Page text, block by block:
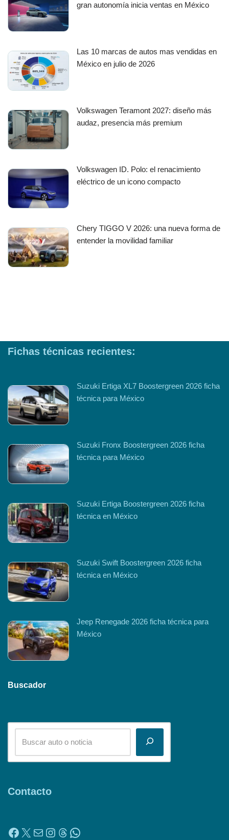
gran autonomía inicia ventas en México
Las 10 marcas de autos mas vendidas en
México en julio de 2026
Volkswagen Teramont 2027: diseño más
audaz, presencia más premium
Volkswagen ID. Polo: el renacimiento
eléctrico de un icono compacto
Chery TIGGO V 2026: una nueva forma de
entender la movilidad familiar
Fichas técnicas recientes:
Suzuki Ertiga XL7 Boostergreen 2026 ficha
técnica para México
Suzuki Fronx Boostergreen 2026 ficha
técnica para México
Suzuki Ertiga Boostergreen 2026 ficha
técnica en México
Suzuki Swift Boostergreen 2026 ficha
técnica en México
Jeep Renegade 2026 ficha técnica para
México
Buscador
Contacto